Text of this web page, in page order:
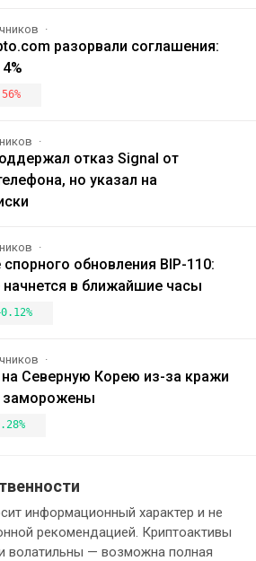
разорвали соглашения:
отказ Signal от
но указал на
обновления BIP-110:
начнется в ближайшие часы
на Северную Корею из-за кражи
заморожены
информационный характер и не
рекомендацией. Криптоактивы
волатильны — возможна полная